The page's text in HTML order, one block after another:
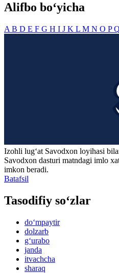
Alifbo bo‘yicha
A B D E F G H I J K L M N O PQ
Izohli lugʻat Savodxon loyihasi
Savodxon dasturi matndagi imlo
imkon beradi.
Batafsil
Tasodifiy so‘zlar
do‘mpaytir
dolzarb
g‘urabo
janda
itvachcha
sharaq